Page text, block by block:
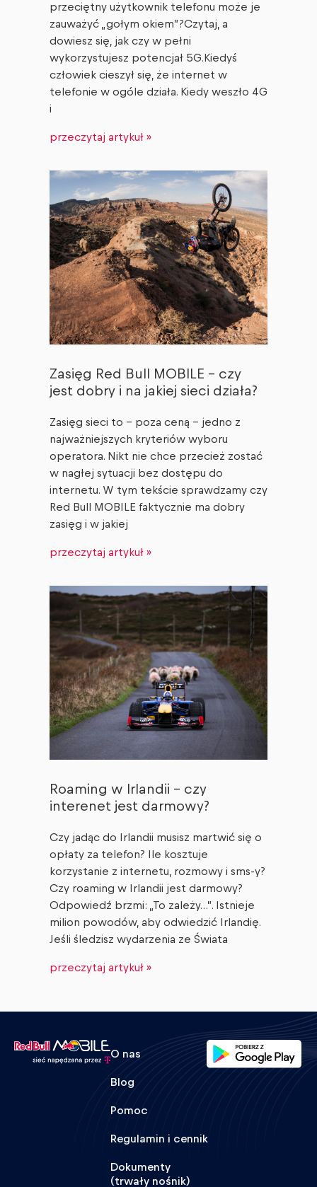
przeciętny użytkownik telefonu może je
zauważyć „gołym okiem”?Czytaj, a
dowiesz się, jak czy w pełni
wykorzystujesz potencjał 5G.Kiedyś
człowiek cieszył się, że internet w
telefonie w ogóle działa. Kiedy weszło 4G
i
przeczytaj artykuł »
Zasięg Red Bull MOBILE – czy
jest dobry i na jakiej sieci działa?
Zasięg sieci to – poza ceną – jedno z
najważniejszych kryteriów wyboru
operatora. Nikt nie chce przecież zostać
w nagłej sytuacji bez dostępu do
internetu. W tym tekście sprawdzamy czy
Red Bull MOBILE faktycznie ma dobry
zasięg i w jakiej
przeczytaj artykuł »
Roaming w Irlandii – czy
interenet jest darmowy?
Czy jadąc do Irlandii musisz martwić się o
opłaty za telefon? Ile kosztuje
korzystanie z internetu, rozmowy i sms-y?
Czy roaming w Irlandii jest darmowy?
Odpowiedź brzmi: „To zależy…”. Istnieje
milion powodów, aby odwiedzić Irlandię.
Jeśli śledzisz wydarzenia ze Świata
przeczytaj artykuł »
O nas
Blog
Pomoc
Regulamin i cennik
Dokumenty
(trwały nośnik)